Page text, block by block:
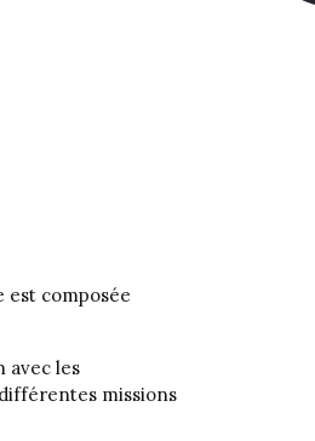
est composée
avec les
missions